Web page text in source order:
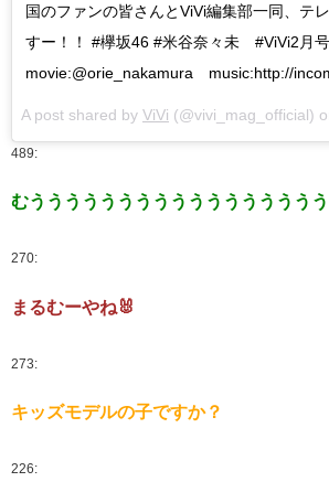
国のファンの皆さんとViVi編集部一同、テ
すー！！ #欅坂46 #米谷奈々未 #ViVi2月
movie:@orie_nakamura music:http://
A post shared by ViVi (@vivi_mag_official)
489:
むうううううううううううううううう
270:
まるむーやね🐰
273:
キッズモデルの子ですか？
226: